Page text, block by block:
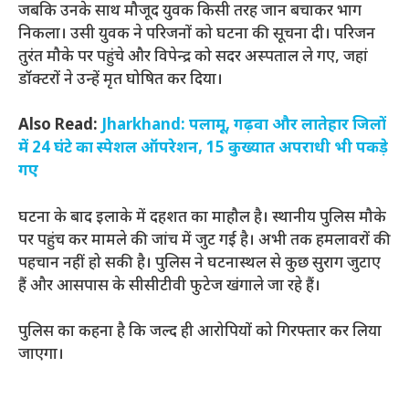
जबकि उनके साथ मौजूद युवक किसी तरह जान बचाकर भाग
निकला। उसी युवक ने परिजनों को घटना की सूचना दी। परिजन
तुरंत मौके पर पहुंचे और विपेन्द्र को सदर अस्पताल ले गए, जहां
डॉक्टरों ने उन्हें मृत घोषित कर दिया।
Also Read:Jharkhand: पलामू, गढ़वा और लातेहार जिलों
में 24 घंटे का स्पेशल ऑपरेशन, 15 कुख्यात अपराधी भी पकड़े
गए
घटना के बाद इलाके में दहशत का माहौल है। स्थानीय पुलिस मौके
पर पहुंच कर मामले की जांच में जुट गई है। अभी तक हमलावरों की
पहचान नहीं हो सकी है। पुलिस ने घटनास्थल से कुछ सुराग जुटाए
हैं और आसपास के सीसीटीवी फुटेज खंगाले जा रहे हैं।
पुलिस का कहना है कि जल्द ही आरोपियों को गिरफ्तार कर लिया
जाएगा।